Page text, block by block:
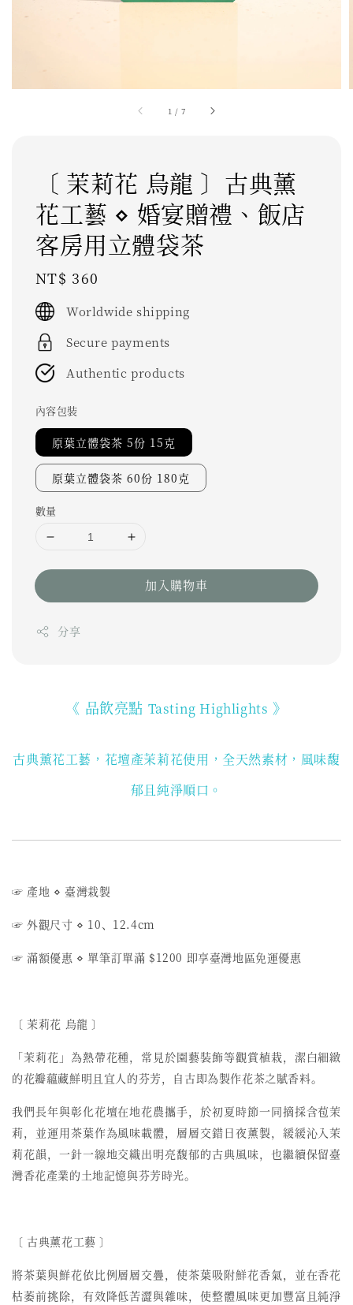
1 / 7
〔 茉莉花 烏龍 〕古典薰
花工藝 ⋄ 婚宴贈禮、飯店
客房用立體袋茶
Regular
price
NT$ 360
Worldwide shipping
Secure payments
Authentic products
內容包裝
原葉立體袋茶 5份 15克
原葉立體袋茶 60份 180克
數量
加入購物車
分享
《 品飲亮點 Tasting Highlights 》
古典薰花工藝，花壇產茉莉花使用 ，全天然素材，風味馥
郁且純淨順口。
☞ 產地 ⋄ 臺灣栽製
☞ 外觀尺寸 ⋄ 10、12.4cm
☞ 滿額優惠 ⋄單筆訂單滿 $1200 即享臺灣地區免運優惠
〔 茉莉花 烏龍 〕
「茉莉花」為熱帶花種，常見於園藝裝飾等觀賞植栽，潔白細緻
的花瓣蘊藏鮮明且宜人的芬芳，自古即為製作花茶之賦香料。
我們長年與彰化花壇在地花農攜手，於初夏時節一同摘採含苞茉
莉，並運用茶葉作為風味載體，層層交錯日夜薰製，緩緩沁入茉
莉花韻，一針一線地交織出明亮馥郁的古典風味，也繼續保留臺
灣香花產業的土地記憶與芬芳時光。
〔 古典薰花工藝〕
將茶葉與鮮花依比例層層交疊，使茶葉吸附鮮花香氣，並在香花
枯萎前挑除，有效降低苦澀與雜味，使整體風味更加豐富且純淨